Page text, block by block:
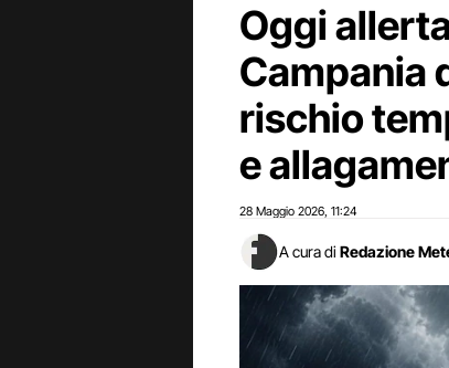
Oggi
Campania
rischio
e
28 Maggio 2026 11:24
A cura di Redazione